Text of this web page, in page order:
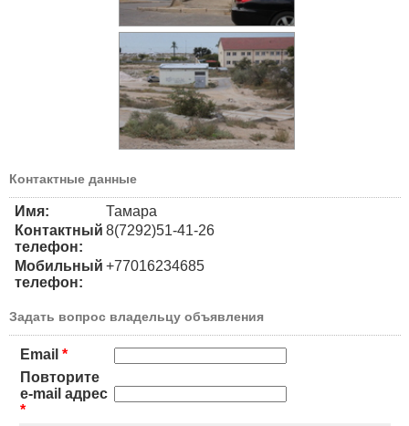
Контактные данные
Имя:
Тамара
Контактный
телефон:
8(7292)51-41-26
Мобильный
телефон:
+77016234685
Задать вопрос владельцу объявления
Email *
Повторите
e-mail адрес
*